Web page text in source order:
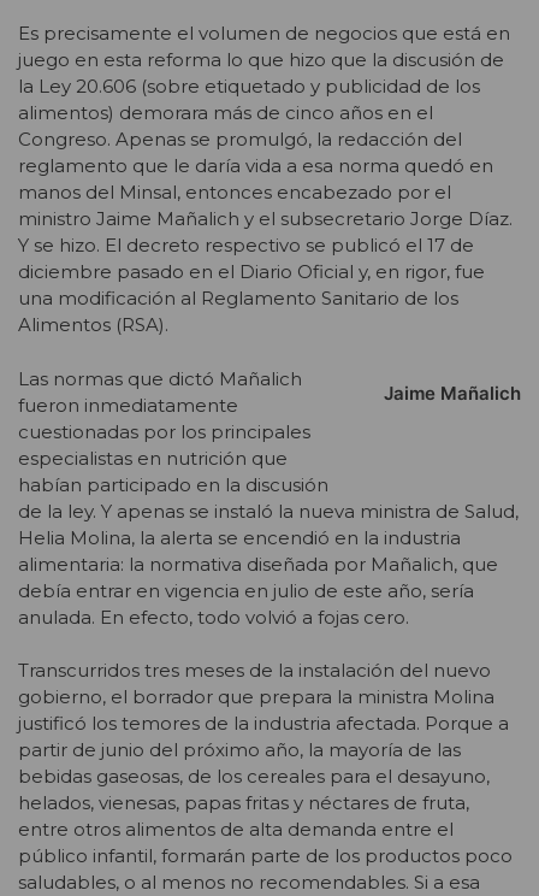
Es precisamente el volumen de negocios que está en
juego en esta reforma lo que hizo que la discusión de
la Ley 20.606 (sobre etiquetado y publicidad de los
alimentos) demorara más de cinco años en el
Congreso. Apenas se promulgó, la redacción del
reglamento que le daría vida a esa norma quedó en
manos del Minsal, entonces encabezado por el
ministro Jaime Mañalich y el subsecretario Jorge Díaz.
Y se hizo. El decreto respectivo se publicó el 17 de
diciembre pasado en el Diario Oficial y, en rigor, fue
una modificación al Reglamento Sanitario de los
Alimentos (RSA).
Jaime Mañalich
Las normas que dictó Mañalich
fueron inmediatamente
cuestionadas por los principales
especialistas en nutrición que
habían participado en la discusión
de la ley. Y apenas se instaló la nueva ministra de Salud,
Helia Molina, la alerta se encendió en la industria
alimentaria: la normativa diseñada por Mañalich, que
debía entrar en vigencia en julio de este año, sería
anulada. En efecto, todo volvió a fojas cero.
Transcurridos tres meses de la instalación del nuevo
gobierno, el borrador que prepara la ministra Molina
justificó los temores de la industria afectada. Porque a
partir de junio del próximo año, la mayoría de las
bebidas gaseosas, de los cereales para el desayuno,
helados, vienesas, papas fritas y néctares de fruta,
entre otros alimentos de alta demanda entre el
público infantil, formarán parte de los productos poco
saludables, o al menos no recomendables. Si a esa